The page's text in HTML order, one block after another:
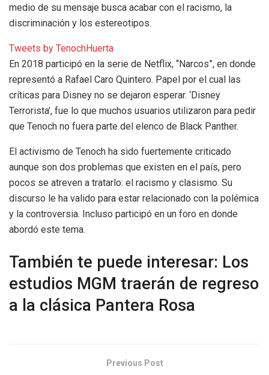
medio de su mensaje busca acabar con el racismo, la
discriminación y los estereotipos.
Tweets by TenochHuerta
En 2018 participó en la serie de Netflix, “Narcos”, en donde
representó a Rafael Caro Quintero. Papel por el cual las
críticas para Disney no se dejaron esperar. ‘Disney
Terrorista’, fue lo que muchos usuarios utilizaron para pedir
que Tenoch no fuera parte del elenco de Black Panther.
El activismo de Tenoch ha sido fuertemente criticado
aunque son dos problemas que existen en el país, pero
pocos se atreven a tratarlo: el racismo y clasismo. Su
discurso le ha valido para estar relacionado con la polémica
y la controversia. Incluso participó en un foro en donde
abordó este tema.
También te puede interesar: Los
estudios MGM traerán de regreso
a la clásica Pantera Rosa
Previous Post